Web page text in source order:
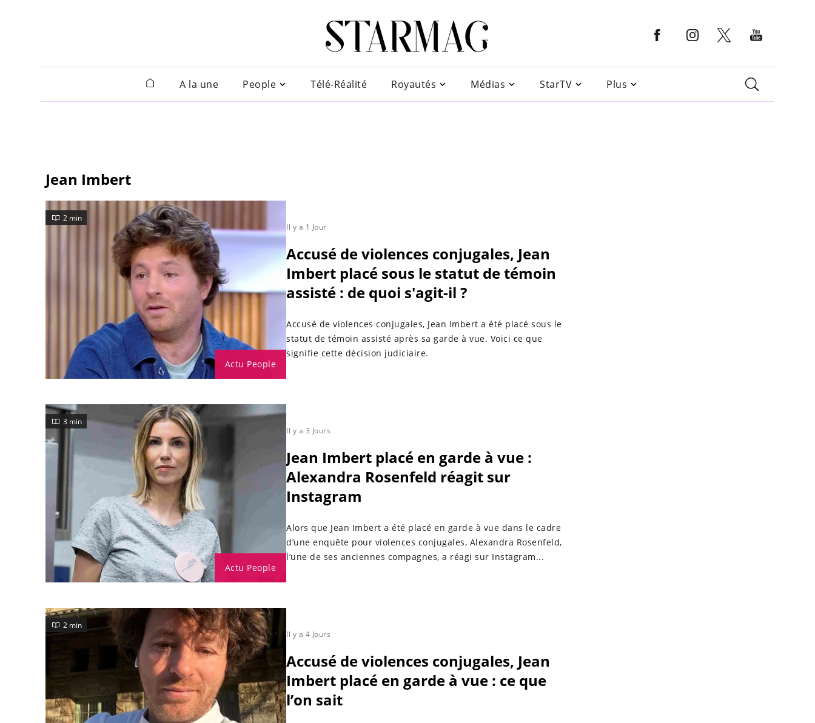
A la une People Télé-Réalité Royautés Médias StarTV Plus
Jean Imbert
Actu People
2 min
Il y a 1 Jour
Accusé de violences conjugales, Jean
Imbert placé sous le statut de témoin
assisté : de quoi s'agit-il ?
Accusé de violences conjugales, Jean Imbert a été placé sous le
statut de témoin assisté après sa garde à vue. Voici ce que
signifie cette décision judiciaire.
Actu People
3 min
Il y a 3 Jours
Jean Imbert placé en garde à vue :
Alexandra Rosenfeld réagit sur
Instagram
Alors que Jean Imbert a été placé en garde à vue dans le cadre
d’une enquête pour violences conjugales, Alexandra Rosenfeld,
l’une de ses anciennes compagnes, a réagi sur Instagram...
2 min
Il y a 4 Jours
Accusé de violences conjugales, Jean
Imbert placé en garde à vue : ce que
l’on sait